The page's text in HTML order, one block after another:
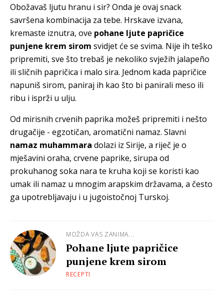
Obožavaš ljutu hranu i sir? Onda je ovaj snack
savršena kombinacija za tebe. Hrskave izvana,
kremaste iznutra, ove pohane ljute papričice
punjene krem sirom svidjet će se svima. Nije ih teško
pripremiti, sve što trebaš je nekoliko svježih jalapeño
ili sličnih papričica i malo sira. Jednom kada papričice
napuniš sirom, paniraj ih kao što bi panirali meso ili
ribu i isprži u ulju.
Od mirisnih crvenih paprika možeš pripremiti i nešto
drugačije - egzotičan, aromatični namaz. Slavni
namaz muhammara dolazi iz Sirije, a riječ je o
mješavini oraha, crvene paprike, sirupa od
prokuhanog soka nara te kruha koji se koristi kao
umak ili namaz u mnogim arapskim državama, a često
ga upotrebljavaju i u jugoistočnoj Turskoj.
MOŽDA VAS ZANIMA...
Pohane ljute papričice
punjene krem sirom
RECEPTI